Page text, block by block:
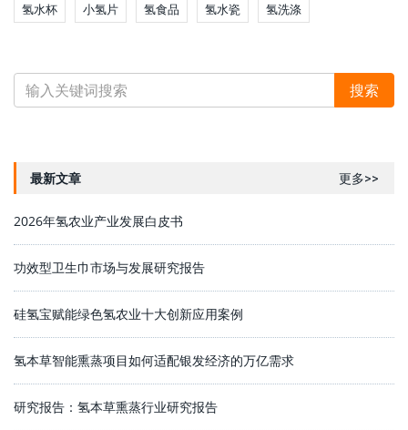
氢水杯 小氢片 氢食品 氢水瓷 氢洗涤
最新文章 更多>>
2026年氢农业产业发展白皮书
功效型卫生巾市场与发展研究报告
硅氢宝赋能绿色氢农业十大创新应用案例
氢本草智能熏蒸项目如何适配银发经济的万亿需求
研究报告：氢本草熏蒸行业研究报告